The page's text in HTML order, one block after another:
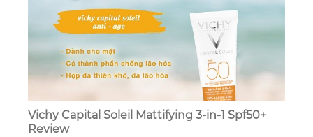
Vichy Capital Soleil Mattifying 3-in-1 Spf50+
Review